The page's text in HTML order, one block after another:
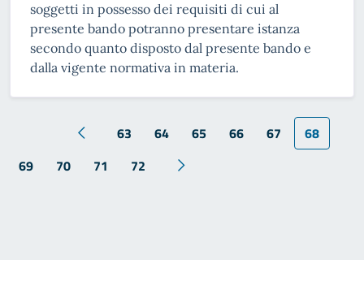
soggetti in possesso dei requisiti di cui al
presente bando potranno presentare istanza
secondo quanto disposto dal presente bando e
dalla vigente normativa in materia.
63 64 65 66 67
68
69
70 71 72